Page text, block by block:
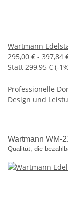
Wartmann
295,00 € - 397,84
Statt 299,95 € (-1%
Professionelle
Design und
Wartmann WM-
Qualität, die